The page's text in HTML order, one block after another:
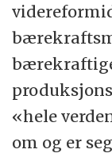
«hele
om og er